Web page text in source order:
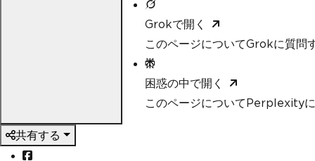
Grokで開く
このページについてGrokに質問
困惑の中で開く
このページについてPerplexity
共有する